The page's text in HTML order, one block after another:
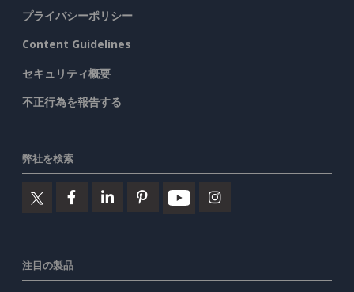
プライバシーポリシー
Content Guidelines
セキュリティ概要
不正行為を報告する
弊社を検索
注目の製品